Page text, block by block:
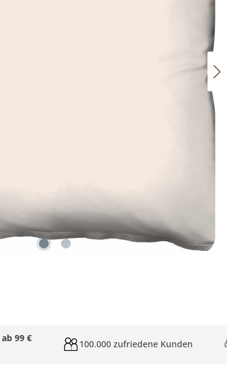
ab 99 €
100.000 zufriedene Kunden